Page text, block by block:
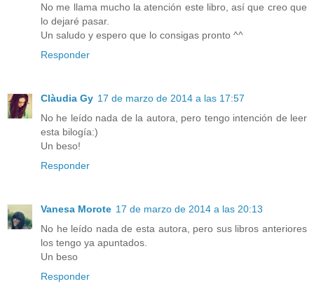
No me llama mucho la atención este libro, así que creo que
lo dejaré pasar.
Un saludo y espero que lo consigas pronto ^^
Responder
Clàudia Gy 17 de marzo de 2014 a las 17:57
No he leído nada de la autora, pero tengo intención de leer
esta bilogía:)
Un beso!
Responder
Vanesa Morote 17 de marzo de 2014 a las 20:13
No he leído nada de esta autora, pero sus libros anteriores
los tengo ya apuntados.
Un beso
Responder